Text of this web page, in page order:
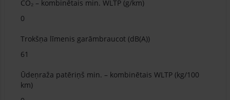
CO₂ – kombinētais min. WLTP (g/km)
0
Trokšņa līmenis garāmbraucot (dB(A))
61
Ūdeņraža patēriņš min. – kombinētais WLTP (kg/100
km)